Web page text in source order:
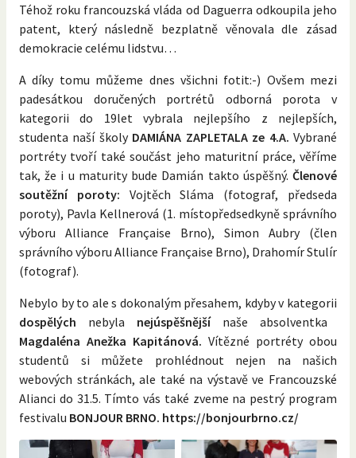
Téhož roku francouzská vláda od Daguerra odkoupila jeho
patent, který následně bezplatně věnovala dle zásad
demokracie celému lidstvu…
A díky tomu můžeme dnes všichni fotit:-) Ovšem mezi
padesátkou doručených portrétů odborná porota v
kategorii do 19let vybrala nejlepšího z nejlepších,
studenta naší školy DAMIÁNA ZAPLETALA ze 4.A.Vybrané
portréty tvoří také součást jeho maturitní práce, věříme
tak, že i u maturity bude Damián takto úspěšný. Členové
soutěžní poroty: Vojtěch Sláma (fotograf, předseda
poroty), Pavla Kellnerová (1. místopředsedkyně správního
výboru Alliance Française Brno), Simon Aubry (člen
správního výboru Alliance Française Brno), Drahomír Stulír
(fotograf).
Nebylo by to ale s dokonalým přesahem, kdyby v kategorii
dospělých nebyla nejúspěšnějšínaše absolventka
Magdaléna Anežka Kapitánová. Vítězné portréty obou
studentů si můžete prohlédnout nejen na našich
webových stránkách, ale také na výstavě ve Francouzské
Alianci do 31.5. Tímto vás také zveme na pestrý program
festivalu BONJOUR BRNO. https://bonjourbrno.cz/